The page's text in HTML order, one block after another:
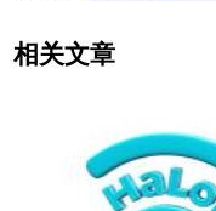
标签： 刘工说
Wi-Fi-HaLow